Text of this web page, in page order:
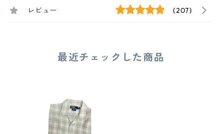
レビュー (207)
最近チェックした商品